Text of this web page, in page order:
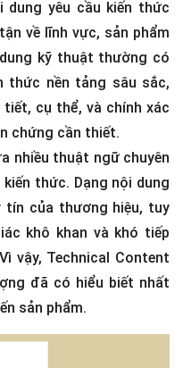
dung yêu cầu kiến thức
về lĩnh vực, sản phẩm
kỹ thuật thường có
thức nền tảng sâu sắc,
cụ thể, và chính xác
chứng cần thiết.
nhiều thuật ngữ chuyên
thức. Dạng nội dung
tín của thương hiệu, tuy
khô khan và khó tiếp
vậy, Technical Content
đã có hiểu biết nhất
sản phẩm.